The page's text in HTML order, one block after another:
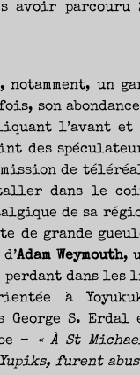
avoir parcouru
un
son
l’avant et
des
de
dans le
de sa
de grande
Adam Weymouth,
dans les
à
George S. Erdal
–
« À St
furent